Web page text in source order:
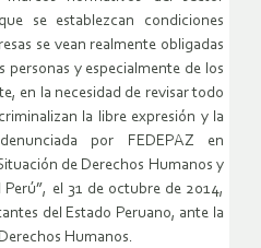
se establezcan condiciones
se vean realmente obligadas
personas y especialmente de los
en la necesidad de revisar todo
la libre expresión y la
por FEDEPAZ en
de Derechos Humanos y
el 31 de octubre de 2014,
del Estado Peruano, ante la
Humanos.